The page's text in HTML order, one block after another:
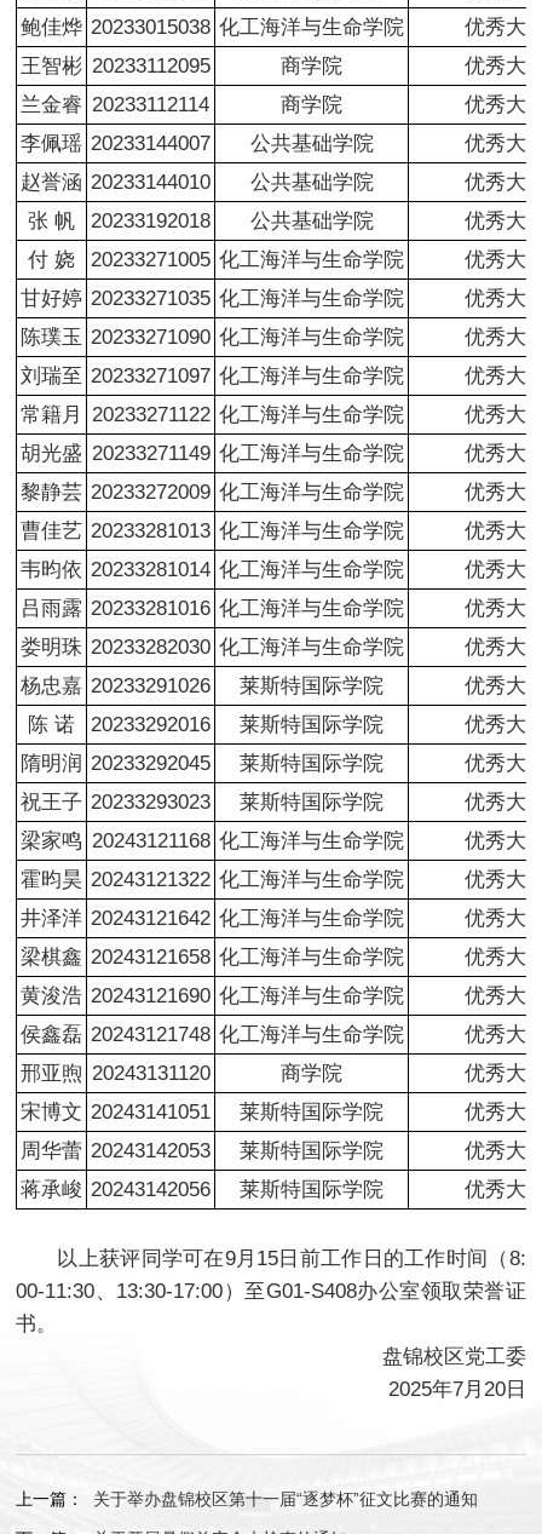
鲍佳烨 20233015038 化工海洋与生命学院
优秀大
王智彬 20233112095 商学院
优秀大
兰金睿 20233112114 商学院
优秀大
李佩瑶 20233144007 公共基础学院
优秀大
赵誉涵 20233144010 公共基础学院
优秀大
张 帆
20233192018 公共基础学院
优秀大
付 娆
20233271005 化工海洋与生命学院
优秀大
甘好婷 20233271035 化工海洋与生命学院
优秀大
陈璞玉 20233271090 化工海洋与生命学院
优秀大
刘瑞至 20233271097 化工海洋与生命学院
优秀大
常籍月
20233271122 化工海洋与生命学院
优秀大
胡光盛 20233271149 化工海洋与生命学院
优秀大
黎静芸 20233272009 化工海洋与生命学院
优秀大
曹佳艺 20233281013 化工海洋与生命学院
优秀大
韦昀依 20233281014 化工海洋与生命学院
优秀大
吕雨露 20233281016 化工海洋与生命学院
优秀大
娄明珠 20233282030 化工海洋与生命学院
优秀大
杨忠嘉 20233291026 莱斯特国际学院
优秀大
陈 诺
20233292016 莱斯特国际学院
优秀大
隋明润 20233292045 莱斯特国际学院
优秀大
祝王子 20233293023 莱斯特国际学院
优秀大
梁家鸣 20243121168 化工海洋与生命学院
优秀大
霍昀昊 20243121322 化工海洋与生命学院
优秀大
井泽洋 20243121642 化工海洋与生命学院
优秀大
梁棋鑫 20243121658 化工海洋与生命学院
优秀大
黄浚浩 20243121690 化工海洋与生命学院
优秀大
侯鑫磊 20243121748 化工海洋与生命学院
优秀大
邢亚煦 20243131120 商学院
优秀大
宋博文 20243141051 莱斯特国际学院
优秀大
周华蕾 20243142053 莱斯特国际学院
优秀大
蒋承峻 20243142056 莱斯特国际学院 优秀大
以上获评同学可在9月15日前工作日的工作时间（8:
00-11:30、13:30-17:00）至G01-S408办公室领取荣誉证
书。
盘锦校区党工委
2025年7月20日
上一篇： 关于举办盘锦校区第十一届“逐梦杯”征文比赛的通知